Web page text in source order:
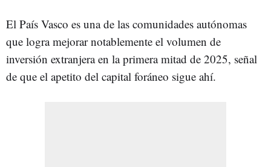
El País Vasco es una de las comunidades autónomas
que logra mejorar notablemente el volumen de
inversión extranjera en la primera mitad de 2025, señal
de que el apetito del capital foráneo sigue ahí.